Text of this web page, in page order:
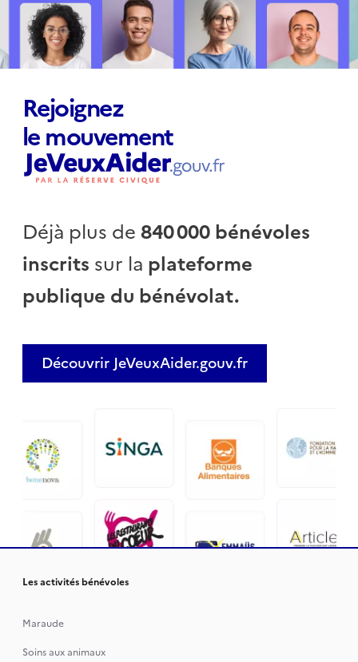
Rejoignez
le mouvement
Déjà plus de840 000 bénévoles
inscrits sur la plateforme
publique du bénévolat.
Découvrir JeVeuxAider.gouv.fr
Les activités bénévoles
Maraude
Soins aux animaux